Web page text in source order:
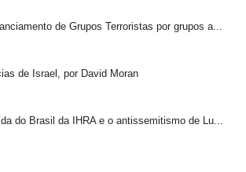
de Grupos Terroristas por grupos a...
de Israel, por David Moran
do Brasil da IHRA e o antissemitismo de Lu...